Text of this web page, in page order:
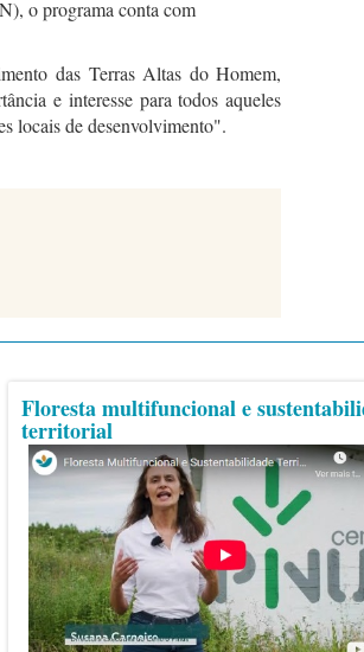
o programa conta com
das Terras Altas do Homem,
e interesse para todos aqueles
locais de desenvolvimento".
Floresta multifuncional e
territorial